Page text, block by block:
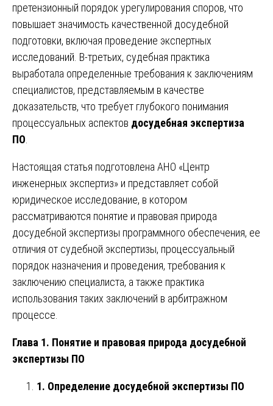
претензионный порядок урегулирования споров, что
повышает значимость качественной досудебной
подготовки, включая проведение экспертных
исследований. В-третьих, судебная практика
выработала определенные требования к заключениям
специалистов, представляемым в качестве
доказательств, что требует глубокого понимания
процессуальных аспектов досудебная экспертиза
ПО
Настоящая статья подготовлена АНО «Центр
инженерных экспертиз» и представляет собой
юридическое исследование, в котором
рассматриваются понятие и правовая природа
досудебной экспертизы программного обеспечения, ее
отличия от судебной экспертизы, процессуальный
порядок назначения и проведения, требования к
заключению специалиста, а также практика
использования таких заключений в арбитражном
процессе.
Глава 1. Понятие и правовая природа досудебной
экспертизы ПО
1. Определение досудебной экспертизы ПО